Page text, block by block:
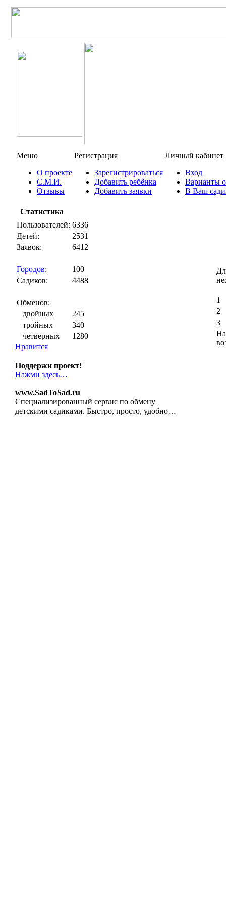
Меню
О проекте
С.М.И.
Отзывы
Регистрация
Зарегистрироваться
Добавить ребёнка
Добавить заявки
Личный кабинет
Вход
Варианты
В Ваш
Статистика
Пользователей: 6336
Детей:
2531
Заявок:
6412
Городов:
100
Садиков:
4488
Обменов:
двойных
245
тройных
340
четверных
1280
Нравится
Поддержи проект!
Нажми здесь…
www.SadToSad.ru
Специализированный сервис по обмену
детскими садиками. Быстро, просто, удобно…
1
2
3
На